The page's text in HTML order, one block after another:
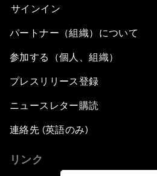
サインイン
パートナー（組織）について
参加する（個人、組織）
プレスリリース登録
ニュースレター購読
連絡先 (英語のみ)
リンク